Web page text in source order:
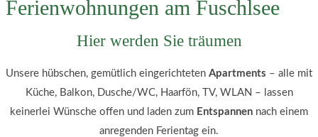
Ferienwohnungen am Fuschlsee
Hier werden Sie träumen
Unsere hübschen, gemütlich eingerichteten Apartments – alle mit
Küche, Balkon, Dusche/WC, Haarfön, TV, WLAN – lassen
keinerlei Wünsche offen und laden zum Entspannen nach einem
anregenden Ferientag ein.